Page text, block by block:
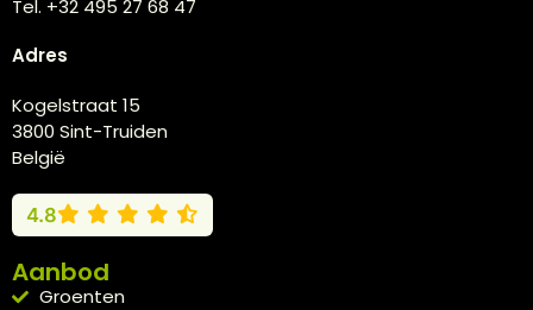
Tel. +32 495 27 68 47
Adres
Kogelstraat 15
3800 Sint-Truiden
België
4.8
Aanbod
Groenten